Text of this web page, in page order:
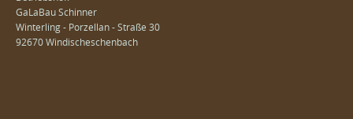
GaLaBau Schinner
Winterling - Porzellan - Straße 30
92670 Windischeschenbach